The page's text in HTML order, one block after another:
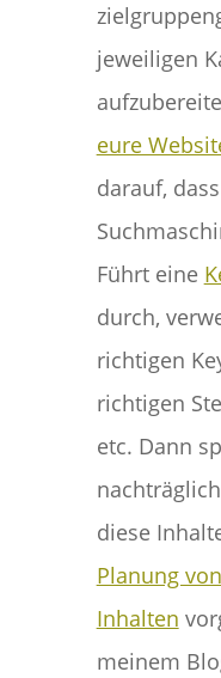
jeweiligen
eure
darauf,
Führt eine
durch,
richtigen
richtigen
etc. Dann
diese
Planung
Inhalten
meinem